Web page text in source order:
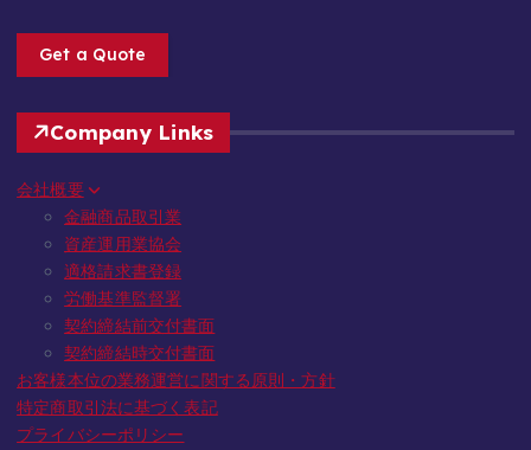
Get a Quote
Company Links
会社概要
金融商品取引業
資産運用業協会
適格請求書登録
労働基準監督署
契約締結前交付書面
契約締結時交付書面
お客様本位の業務運営に関する原則・方針
特定商取引法に基づく表記
プライバシーポリシー